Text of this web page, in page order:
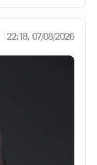
22:18, 07/08/2026